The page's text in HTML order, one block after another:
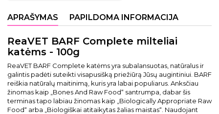
APRAŠYMAS PAPILDOMA INFORMACIJA
ReaVET BARF Complete milteliai
katėms - 100g
ReaVET BARF Complete katėms yra subalansuotas, natūralus ir
galintis padėti suteikti visapusišką priežiūrą Jūsų augintiniui. BARF
reiškia natūralų maitinimą, kuris yra labai populiarus. Anksčiau
žinomas kaip „Bones And Raw Food“ santrumpa, dabar šis
terminas tapo labiau žinomas kaip „Biologically Appropriate Raw
Food“ arba „Biologiškai atitaikytas žalias maistas“. Naudojant